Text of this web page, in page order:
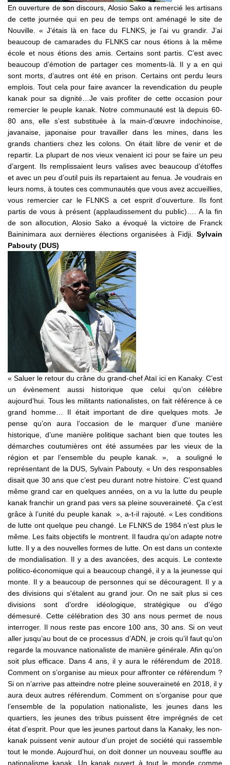
En ouverture de son discours, Alosio Sako a remercié les artisans
de cette journée qui en peu de temps ont aménagé le site de
Nouville. « J’étais là en face du FLNKS, je l’ai vu grandir. J’ai
beaucoup de camarades du FLNKS car nous étions à la même
école et nous étions des amis. Certains sont partis. C’est avec
beaucoup d’émotion de partager ces moments-là. Il y a en qui
sont morts, d’autres ont été en prison. Certains ont perdu leurs
emplois. Tout cela pour faire avancer la revendication du peuple
kanak pour sa dignité…Je vais profiter de cette occasion pour
remercier le peuple kanak. Notre communauté est là depuis 60-
80 ans, elle s’est substituée à la main-d’œuvre indochinoise,
javanaise, japonaise pour travailler dans les mines, dans les
grands chantiers chez les colons. On était libre de venir et de
repartir. La plupart de nos vieux venaient ici pour se faire un peu
d’argent. Ils remplissaient leurs valises avec beaucoup d’étoffes
et avec un peu d’outil puis ils repartaient au fenua. Je voudrais en
leurs noms, à toutes ces communautés que vous avez accueillies,
vous remercier car le FLNKS a cet esprit d’ouverture. Ils font
partis de vous à présent (applaudissement du public)…. A la fin
de son allocution, Alosio Sako a évoqué la victoire de Franck
Baininimara aux dernières élections organisées à Fidji. Sylvain
Pabouty (DUS)
« Saluer le retour du crâne du grand-chef Ataï ici en Kanaky. C’est
un évènement aussi historique que celui qu’on célèbre
aujourd’hui. Tous les militants nationalistes, on fait référence à ce
grand homme… Il était important de dire quelques mots. Je
pense qu’on aura l’occasion de le marquer d’une manière
historique, d’une manière politique sachant bien que toutes les
démarches coutumières ont été assumées par les vieux de la
région et par l’ensemble du peuple kanak. », a souligné le
représentant de la DUS, Sylvain Pabouty. « Un des responsables
disait que 30 ans que c’est peu durant notre histoire. C’est quand
même grand car en quelques années, on a vu la lutte du peuple
kanak franchir un grand pas vers sa pleine souveraineté. Ça c’est
grâce à l’unité du peuple kanak », a-t-il rajouté. « Les conditions
de lutte ont quelque peu changé. Le FLNKS de 1984 n’est plus le
même. Les faits objectifs le montrent. Il faudra qu’on adapte notre
lutte. Il y a des nouvelles formes de lutte. On est dans un contexte
de mondialisation. Il y a des avancées, des acquis. Le contexte
politico-économique qui a beaucoup changé, il y a la jeunesse qui
monte. Il y a beaucoup de personnes qui se découragent. Il y a
des divisions qui s'étalent au grand jour. On ne sait plus si ces
divisions sont d’ordre idéologique, stratégique ou d’égo
démesuré. Cette célébration des 30 ans nous permet de nous
interroger. Il nous reste pas encore 100 ans, 30 ans. Si on veut
aller jusqu’au bout de ce processus d’ADN, je crois qu’il faut qu’on
regarde la mouvance nationaliste de manière générale. Afin qu’on
soit plus efficace. Dans 4 ans, il y aura le référendum de 2018.
Comment on s’organise au mieux pour affronter ce référendum ?
Si on n’arrive pas atteindre notre pleine souveraineté en 2018, il y
aura deux autres référendum. Comment on s’organise pour que
l’ensemble de la population nationaliste, les jeunes dans les
quartiers, les jeunes des tribus puissent être imprégnés de cet
état d’esprit. Pour que les jeunes partout dans la Kanaky, les non-
kanak puissent venir autour d’un projet de société qui rassemble
tout le monde. Aujourd’hui, on doit donner un nouveau souffle au
nationalisme kanak. Un kanak ouvert à tout le monde comme